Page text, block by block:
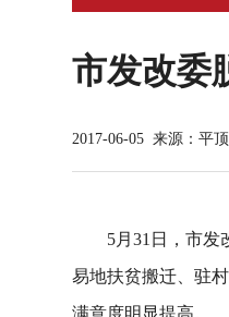
市发改委
2017-06-05 来源：平
5月31日，市发改
易地扶贫搬迁、驻